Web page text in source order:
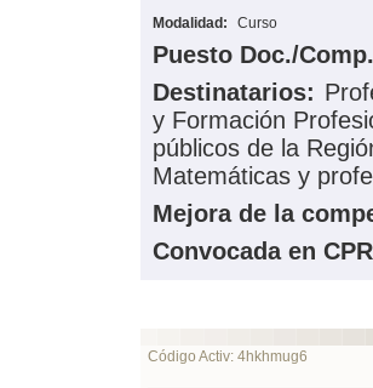
Modalidad: Curso
Puesto Doc./
Destinatarios:
y Formación
públicos de la
Matemáticas y
Mejora de la
Convocada en
Código Activ: 4hkhmug6